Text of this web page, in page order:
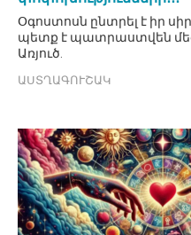
Օգոստոսն ընտրել է իր
պետք է պատրաստվեն մեծ
Առյուծ.
ԱՍՏՂԱԳՈՒՇԱԿ